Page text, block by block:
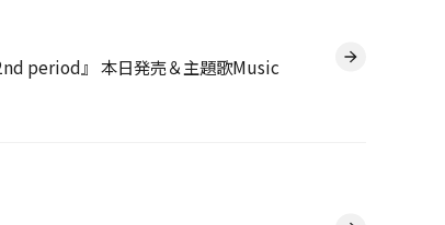
period』 本日発売＆主題歌Music